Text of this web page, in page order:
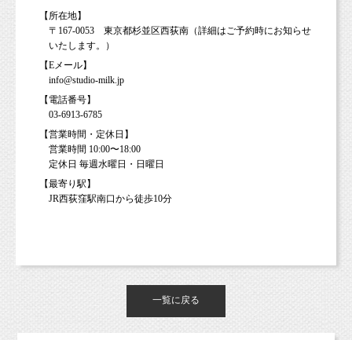
【所在地】
〒167-0053 東京都杉並区西荻南（詳細はご予約時にお知らせ
いたします。）
【Eメール】
info@studio-milk.jp
【電話番号】
03-6913-6785
【営業時間・定休日】
営業時間 10:00〜18:00
定休日 毎週水曜日・日曜日
【最寄り駅】
JR西荻窪駅南口から徒歩10分
一覧に戻る